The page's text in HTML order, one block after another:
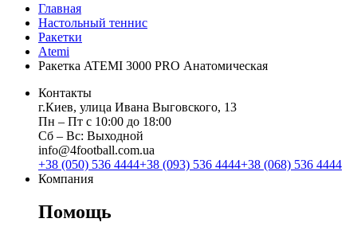
Главная
Настольный теннис
Ракетки
Atemi
Ракетка ATEMI 3000 PRO Анатомическая
Контакты
г.Киев, улица Ивана Выговского, 13
Пн ‒ Пт с 10:00 до 18:00
Сб ‒ Вс: Выходной
info@4football.com.ua
+38 (050) 536 4444+38 (093) 536 4444+38 (068) 536 4444
Компания
Помощь